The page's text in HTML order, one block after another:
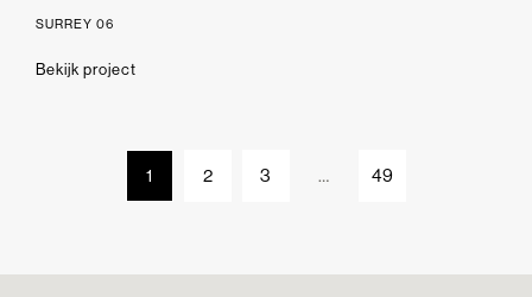
SURREY 06
Bekijk project
1 2 3 … 49